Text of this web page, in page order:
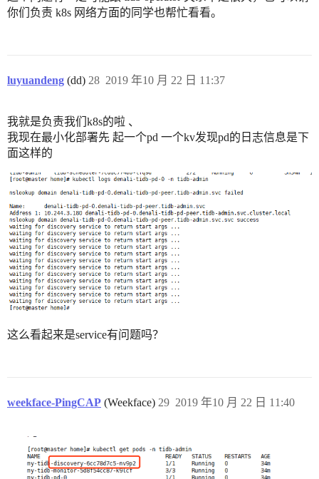
你们负责 k8s 网络方面的同学也帮忙看看。
luyuandeng (dd) 2019 年10 月 22 日 11:37
28
我就是负责我们k8s的啦 、
我现在最小化部署先 起一个pd 一个kv发现pd的日志信息是下
面这样的
这么看起来是service有问题吗？
weekface-PingCAP (Weekface) 2019 年10 月 22 日 11:40
29